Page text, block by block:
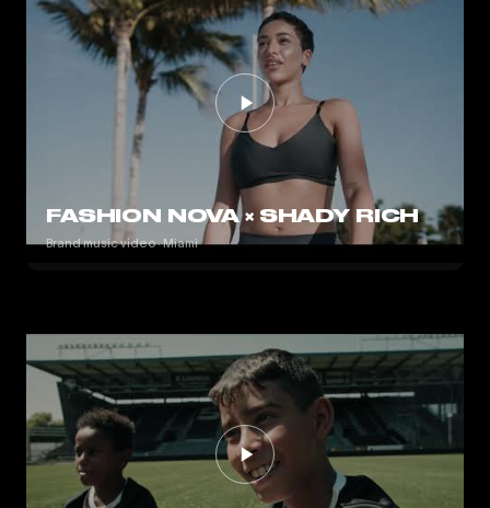
FASHION NOVA × SHADY RICH
Brand music video · Miami